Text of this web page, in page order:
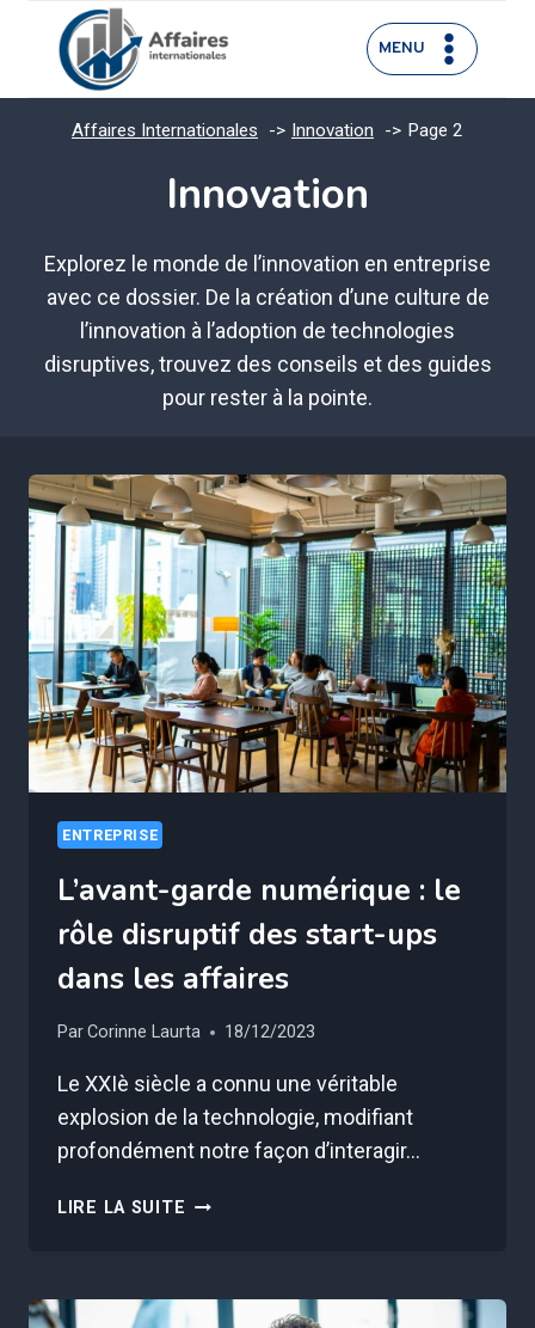
contenu
MENU
Affaires Internationales Innovation Page 2
Innovation
Explorez le monde de l’innovation en entreprise
avec ce dossier. De la création d’une culture de
l’innovation à l’adoption de technologies
disruptives, trouvez des conseils et des guides
pour rester à la pointe.
ENTREPRISE
L’avant-garde numérique : le
rôle disruptif des start-ups
dans les affaires
ParCorinne Laurta 18/12/2023
Le XXIè siècle a connu une véritable
explosion de la technologie, modifiant
profondément notre façon d’interagir…
LIRE LA SUITE L’AVANT-
LE